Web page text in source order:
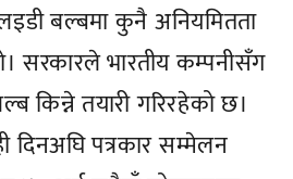
बल्बमा कुनै अनियमितता
सरकारले भारतीय कम्पनीसँग
किन्ने तयारी गरिरहेको छ।
दिनअघि पत्रकार सम्मेलन